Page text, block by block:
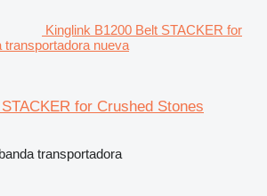
Kinglink B1200 Belt STACKER for
nueva
for Crushed Stones
transportadora